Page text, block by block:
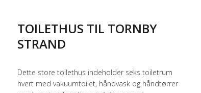
TOILETHUS TIL TORNBY
STRAND
Dette store toilethus indeholder seks toiletrum
hvert med vakuumtoilet, håndvask og håndtørrer